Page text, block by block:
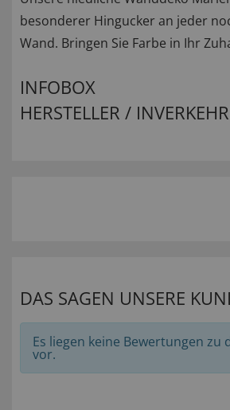
besonderer Hingucker an jeder
Wand. Bringen Sie Farbe in Ihr
INFOBOX
HERSTELLER /
DAS SAGEN UNSERE
Es liegen keine Bewertungen zu
vor.